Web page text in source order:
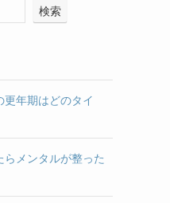
検索
更年期はどのタイ
らメンタルが整った